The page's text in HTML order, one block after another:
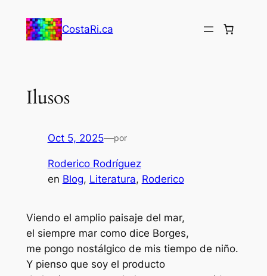
contenido
CostaRi.ca
Ilusos
Oct 5, 2025—por
Roderico Rodríguez
en Blog, Literatura, Roderico
Viendo el amplio paisaje del mar,
el siempre mar como dice Borges,
me pongo nostálgico de mis tiempo de niño.
Y pienso que soy el producto